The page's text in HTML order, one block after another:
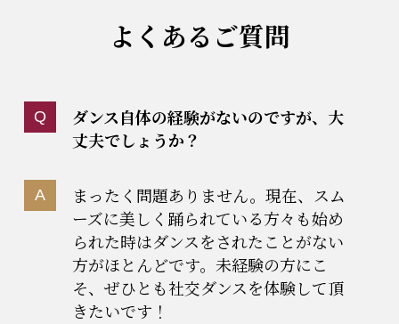
よくあるご質問
ダンス自体の経験がないのですが、大
丈夫でしょうか？
まったく問題ありません。現在、スム
ーズに美しく踊られている方々も始め
られた時はダンスをされたことがない
方がほとんどです。未経験の方にこ
そ、ぜひとも社交ダンスを体験して頂
きたいです！